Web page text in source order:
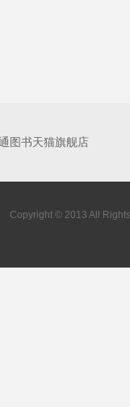
图书天猫旗舰店
Copyright © 2013 All